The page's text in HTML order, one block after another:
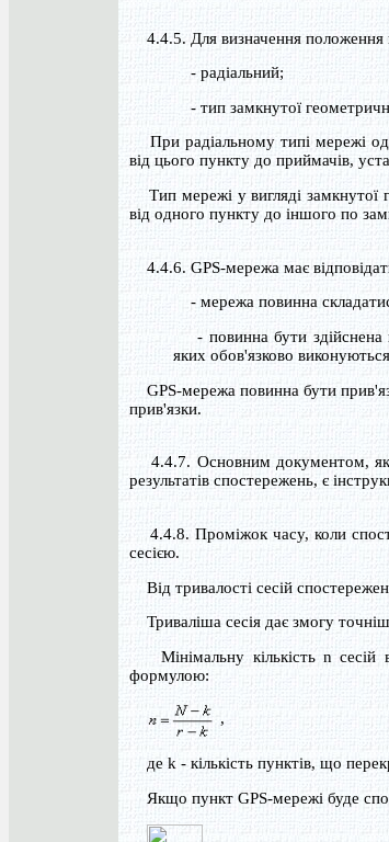
4.4.5. Для визначення положення
- радіальний;
- тип замкнутої
При радіальному типі мережі
від цього пункту до приймачів,
Тип мережі у вигляді замкнутої
від одного пункту до іншого по
4.4.6. GPS-мережа має
- мережа повинна
- повинна бути здійснена
яких обов'язково
GPS-мережа повинна бути
прив'язки.
4.4.7. Основним документом,
результатів спостережень, є
4.4.8. Проміжок часу, коли
сесією.
Від тривалості сесій
Триваліша сесія дає змогу
Мінімальну кількість n сесій
формулою:
,
де k - кількість пунктів, що
Якщо пункт GPS-мережі буде